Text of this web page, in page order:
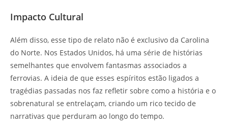
Impacto Cultural
Além disso, esse tipo de relato não é exclusivo da Carolina
do Norte. Nos Estados Unidos, há uma série de histórias
semelhantes que envolvem fantasmas associados a
ferrovias. A ideia de que esses espíritos estão ligados a
tragédias passadas nos faz refletir sobre como a história e o
sobrenatural se entrelaçam, criando um rico tecido de
narrativas que perduram ao longo do tempo.